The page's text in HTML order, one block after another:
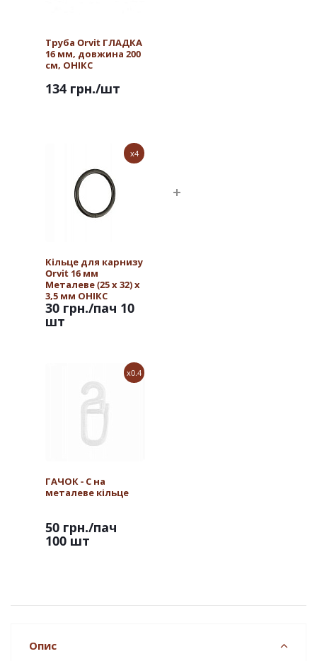
Труба Orvit ГЛАДКА
16 мм, довжина 200
см, ОНІКС
134 грн./шт
x4
Кільце для карнизу
Orvit 16 мм
Металеве (25 х 32) х
3,5 мм ОНІКС
30 грн./пач 10
шт
x0.4
ГАЧОК - С на
металеве кільце
50 грн./пач
100 шт
Опис